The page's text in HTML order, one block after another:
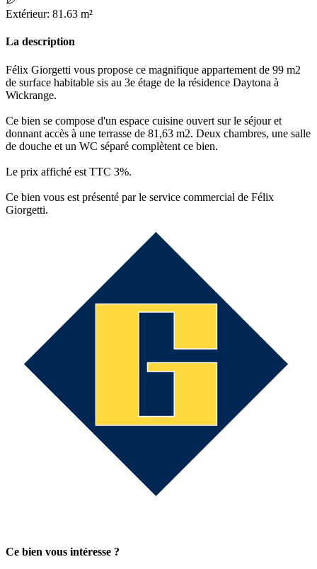
Extérieur: 81.63 m²
La description
Félix Giorgetti vous propose ce magnifique appartement de 99 m2
de surface habitable sis au 3e étage de la résidence Daytona à
Wickrange.
Ce bien se compose d'un espace cuisine ouvert sur le séjour et
donnant accès à une terrasse de 81,63 m2. Deux chambres, une salle
de douche et un WC séparé complètent ce bien.
Le prix affiché est TTC 3%.
Ce bien vous est présenté par le service commercial de Félix
Giorgetti.
Ce bien vous intéresse ?